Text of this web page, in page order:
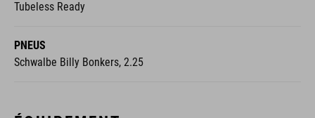
Tubeless Ready
PNEUS
Schwalbe Billy Bonkers, 2.25